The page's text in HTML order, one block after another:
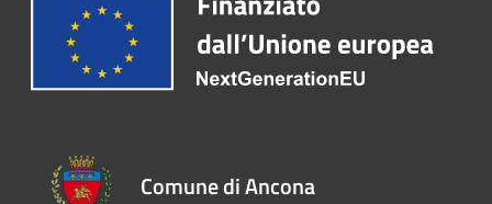
Comune di Ancona